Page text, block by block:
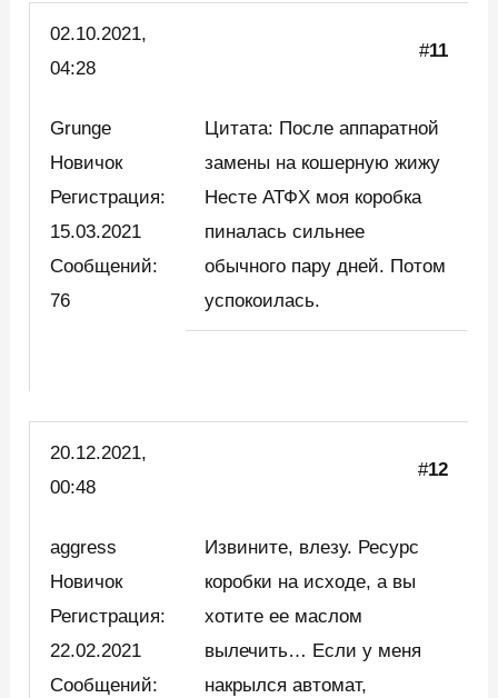
02.10.2021,
04:28
#11
Grunge
Новичок
Регистрация:
15.03.2021
Сообщений:
76
Цитата: После аппаратной
замены на кошерную жижу
Несте АТФХ моя коробка
пиналась сильнее
обычного пару дней. Потом
успокоилась.
20.12.2021,
00:48
#12
aggress
Новичок
Регистрация:
22.02.2021
Сообщений:
Извините, влезу. Ресурс
коробки на исходе, а вы
хотите ее маслом
вылечить… Если у меня
накрылся автомат,